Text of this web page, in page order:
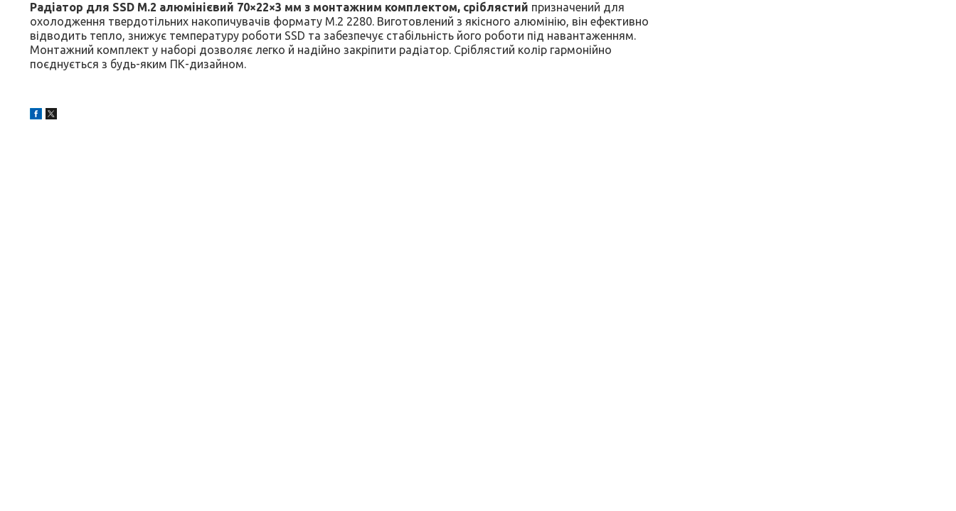
Радіатор для SSD M.2 алюмінієвий 70×22×3 мм з монтажним комплектом, сріблястий призначений для
охолодження твердотільних накопичувачів формату M.2 2280. Виготовлений з якісного алюмінію, він ефективно
відводить тепло, знижує температуру роботи SSD та забезпечує стабільність його роботи під навантаженням.
Монтажний комплект у наборі дозволяє легко й надійно закріпити радіатор. Сріблястий колір гармонійно
поєднується з будь-яким ПК-дизайном.